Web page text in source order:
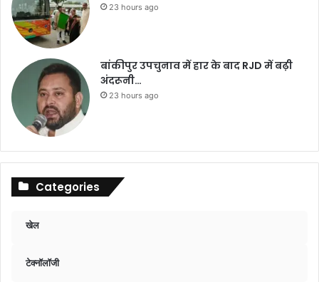
23 hours ago
बांकीपुर उपचुनाव में हार के बाद RJD में बढ़ी
अंदरूनी…
23 hours ago
Categories
खेल
टेक्नॉलॉजी